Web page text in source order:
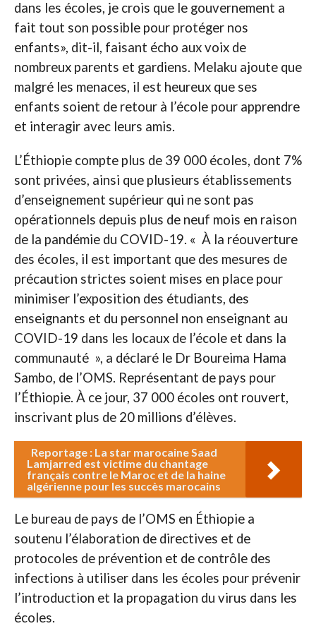
dans les écoles, je crois que le gouvernement a
fait tout son possible pour protéger nos
enfants», dit-il, faisant écho aux voix de
nombreux parents et gardiens. Melaku ajoute que
malgré les menaces, il est heureux que ses
enfants soient de retour à l’école pour apprendre
et interagir avec leurs amis.
L’Éthiopie compte plus de 39 000 écoles, dont 7%
sont privées, ainsi que plusieurs établissements
d’enseignement supérieur qui ne sont pas
opérationnels depuis plus de neuf mois en raison
de la pandémie du COVID-19. « À la réouverture
des écoles, il est important que des mesures de
précaution strictes soient mises en place pour
minimiser l’exposition des étudiants, des
enseignants et du personnel non enseignant au
COVID-19 dans les locaux de l’école et dans la
communauté », a déclaré le Dr Boureima Hama
Sambo, de l’OMS. Représentant de pays pour
l’Éthiopie. À ce jour, 37 000 écoles ont rouvert,
inscrivant plus de 20 millions d’élèves.
Reportage : La star marocaine Saad
Lamjarred est victime du chantage
français contre le Maroc et de la haine
algérienne pour les succès marocains
Le bureau de pays de l’OMS en Éthiopie a
soutenu l’élaboration de directives et de
protocoles de prévention et de contrôle des
infections à utiliser dans les écoles pour prévenir
l’introduction et la propagation du virus dans les
écoles.